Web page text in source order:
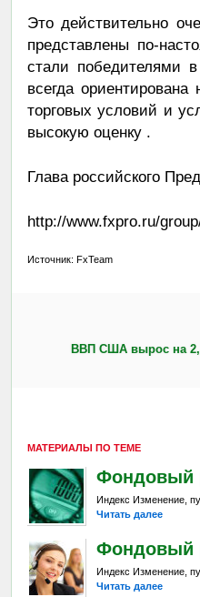
Это действительно
представлены по-
стали победителями
всегда
торговых условий и
высокую оценку .
Глава российского
http://www.fxpro.ru/
Источник: FxTeam
ВВП США вырос на
МАТЕРИАЛЫ ПО ТЕМЕ
Фондовый
Индекс Изменение,
Читать далее
Фондовый
Индекс Изменение,
Читать далее